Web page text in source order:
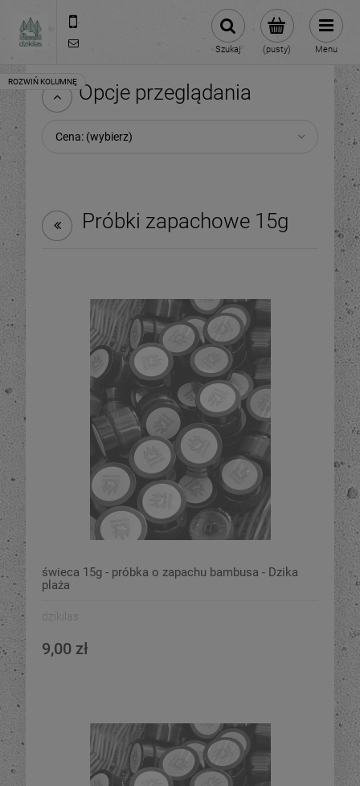
(pusty)
Szukaj Menu
Opcje przeglądania
Cena: (wybierz)
Próbki zapachowe 15g
świeca 15g - próbka o zapachu bambusa - Dzika
plaża
dzikilas
9,00 zł